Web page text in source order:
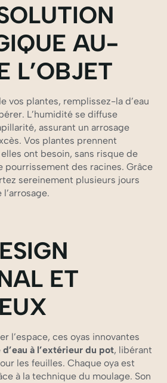
AU-
L’OBJET
vos plantes, remplissez-la d’eau
L’humidité se diffuse
assurant un arrosage
Vos plantes prennent
ont besoin, sans risque de
pourrissement des racines. Grâce
sereinement plusieurs jours
ET
l’espace, ces oyas innovantes
à l’extérieur du pot, libérant
les feuilles. Chaque oya est
à la technique du moulage. Son